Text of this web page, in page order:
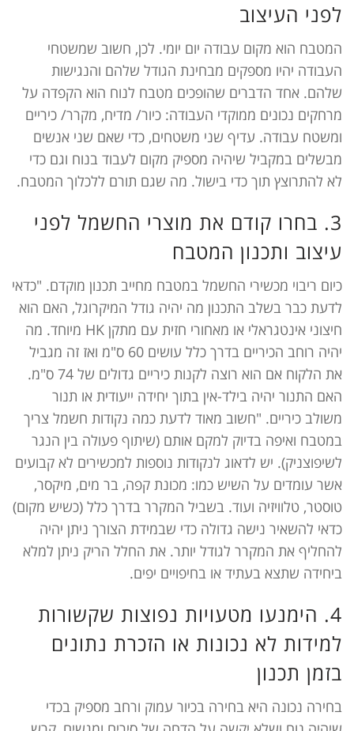
לפני העיצוב
המטבח הוא מקום עבודה יום יומי. לכן, חשוב שמשטחי
העבודה יהיו מספקים מבחינת הגודל שלהם והנגישות
שלהם. אחד הדברים שהופכים מטבח לנוח הוא הקפדה על
מרחקים נכונים ממוקדי העבודה: כיור/ מדיח, מקרר/ כיריים
ומשטח עבודה. עדיף שני משטחים, כדי שאם שני אנשים
מבשלים במקביל שיהיה מספיק מקום לעבוד בנוח וגם כדי
לא להתרוצץ תוך כדי בישול. מה שגם תורם ללכלוך המטבח.
3. בחרו קודם את מוצרי החשמל לפני
עיצוב ותכנון המטבח
כיום ריבוי מכשירי החשמל במטבח מחייב תכנון מוקדם. "כדאי
לדעת כבר בשלב התכנון מה יהיה גודל המיקרוגל, האם הוא
חיצוני אינטגראלי או מאחורי חזית עם מתקן HK מיוחד. מה
יהיה רוחב הכיריים בדרך כלל עושים 60 ס"מ ואז זה מגביל
את הלקוח אם הוא רוצה לקנות כיריים גדולים של 74 ס"מ.
האם התנור יהיה בילד-אין בתוך יחידה ייעודית או תנור
משולב כיריים. "חשוב מאוד לדעת כמה נקודות חשמל צריך
במטבח ואיפה בדיוק למקם אותם (שיתוף פעולה בין הנגר
לשיפוצניק). יש לדאוג לנקודות נוספות למכשירים לא קבועים
אשר עומדים על השיש כמו: מכונת קפה, בר מים, מיקסר,
טוסטר, טלוויזיה ועוד. בשביל המקרר בדרך כלל (כשיש מקום)
כדאי להשאיר נישה גדולה כדי שבמידת הצורך ניתן יהיה
להחליף את המקרר לגודל יותר. את החלל הריק ניתן למלא
ביחידה שתצא בעתיד או בחיפויים יפים.
4. הימנעו מטעויות נפוצות שקשורות
למידות לא נכונות או הזכרת נתונים
בזמן תכנון
בחירה נכונה היא בחירה בכיור עמוק ורחב מספיק בכדי